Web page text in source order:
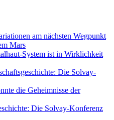
am nächsten Wegpunkt
Mars
System ist in Wirklichkeit
Die Solvay-
die Geheimnisse der
Die Solvay-Konferenz